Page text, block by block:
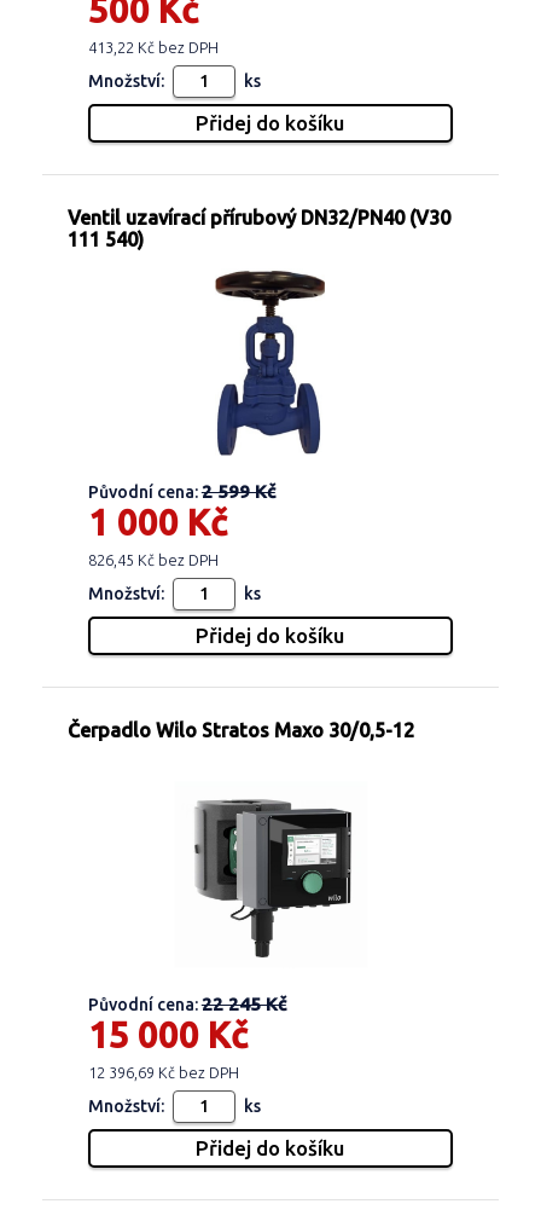
500 Kč
413,22 Kč bez DPH
Množství: ks
Ventil uzavírací přírubový DN32/PN40 (V30
111 540)
Původní cena:2 599 Kč
1 000 Kč
826,45 Kč bez DPH
Množství: ks
Čerpadlo Wilo Stratos Maxo 30/0,5-12
Původní cena:22 245 Kč
15 000 Kč
12 396,69 Kč bez DPH
Množství: ks